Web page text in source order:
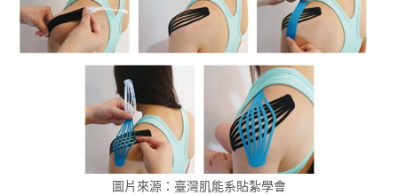
圖片來源：臺灣肌能系貼紮學會